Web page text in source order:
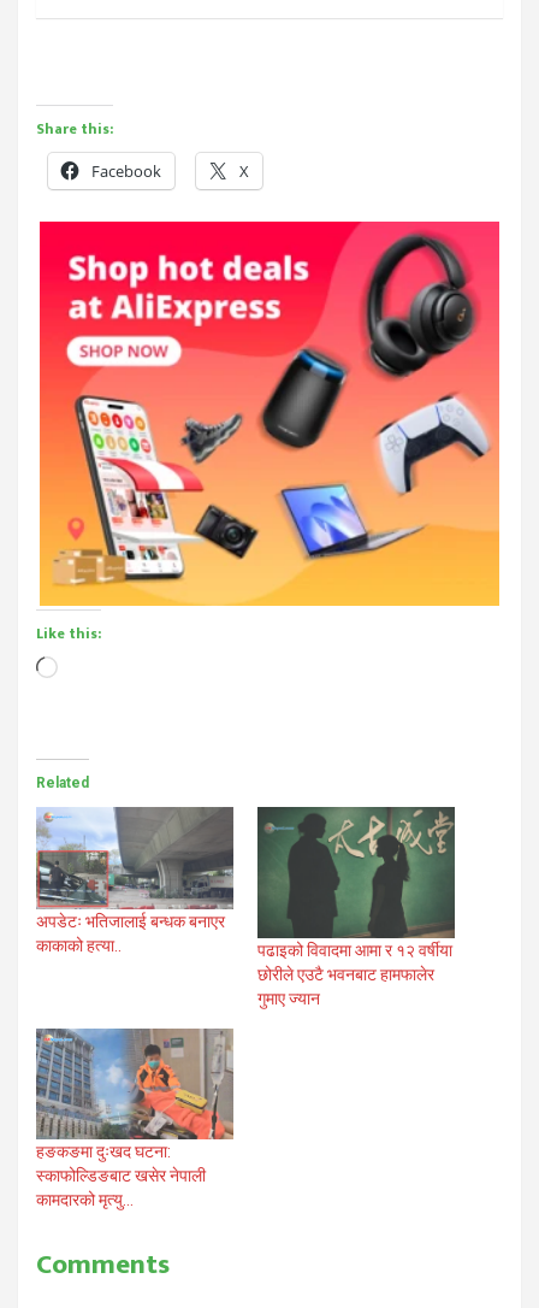
Share this:
Facebook X
Like this:
Loading…
Related
अपडेटः भतिजालाई बन्धक बनाएर
काकाको हत्या..
पढाइको विवादमा आमा र १२ वर्षीया
छोरीले एउटै भवनबाट हामफालेर
गुमाए ज्यान
हङकङमा दुःखद घटना:
स्काफोल्डिङबाट खसेर नेपाली
कामदारको मृत्यु…
Comments